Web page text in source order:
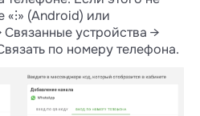
(Android) или
устройства →
по номеру телефона.